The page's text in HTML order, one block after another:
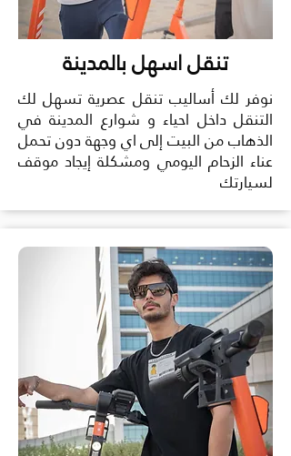
تنقل اسهل بالمدينة
نوفر لك أساليب تنقل عصرية تسهل لك
التنقل داخل احياء و شوارع المدينة في
الذهاب من البيت إلى اي وجهة دون تحمل
عناء الزحام اليومي ومشكلة إيجاد موقف
لسيارتك